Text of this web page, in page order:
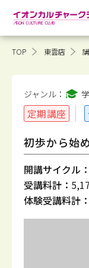
TOP 東雲店
ジャンル：
定期講座
初歩から始
開講サイクル：
受講料計：
体験受講料計：